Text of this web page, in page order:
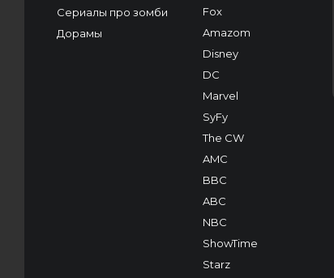
Сериалы про зомби
Дорамы
Fox
Amazom
Disney
DC
Marvel
SyFy
The CW
AMC
BBC
ABC
NBC
ShowTime
Starz